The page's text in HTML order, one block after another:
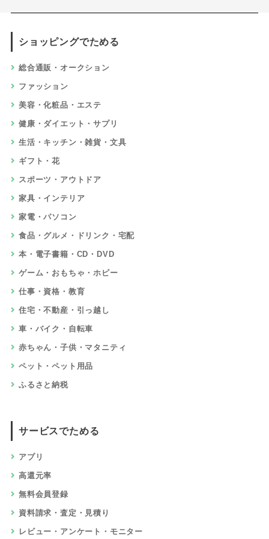
ショッピングでためる
総合通販・オークション
ファッション
美容・化粧品・エステ
健康・ダイエット・サプリ
生活・キッチン・雑貨・文具
ギフト・花
スポーツ・アウトドア
家具・インテリア
家電・パソコン
食品・グルメ・ドリンク・宅配
本・電子書籍・CD・DVD
ゲーム・おもちゃ・ホビー
仕事・資格・教育
住宅・不動産・引っ越し
車・バイク・自転車
赤ちゃん・子供・マタニティ
ペット・ペット用品
ふるさと納税
サービスでためる
アプリ
高還元率
無料会員登録
資料請求・査定・見積り
レビュー・アンケート・モニター